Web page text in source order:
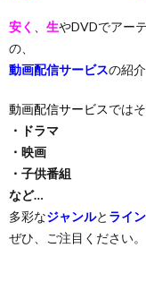
安く 生やDVDでアー
の、
動画配信サービスの紹介
動画配信サービスでは
・ドラマ
・映画
・子供番組
など…
多彩なジャンルと ライ
ぜひ、ご注目ください。